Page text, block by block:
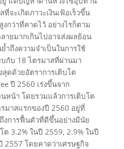
จะเกิดภาวะเงินเฟ้อเร็วขึ้น
กว่าที่คาดไว้ อย่างไรก็ตาม
ายมากเกินไปอาจส่งผลย้อน
ำถึงความจำเป็นในการใช้
กับ 18 ไตรมาสที่ผ่านมา
ดด้วยอัตราการเติบโต
ปี 2560 เร่งขึ้นจาก
หน้า โดยรวมแล้วการเติบโต
มาสแรกของปี 2560 อยู่ที่
งการฟื้นตัวที่ดีขึ้นอย่างมีนัย
3.2% ในปี 2559, 2.9% ในปี
2557 โดยคาดว่าเศรษฐกิจ